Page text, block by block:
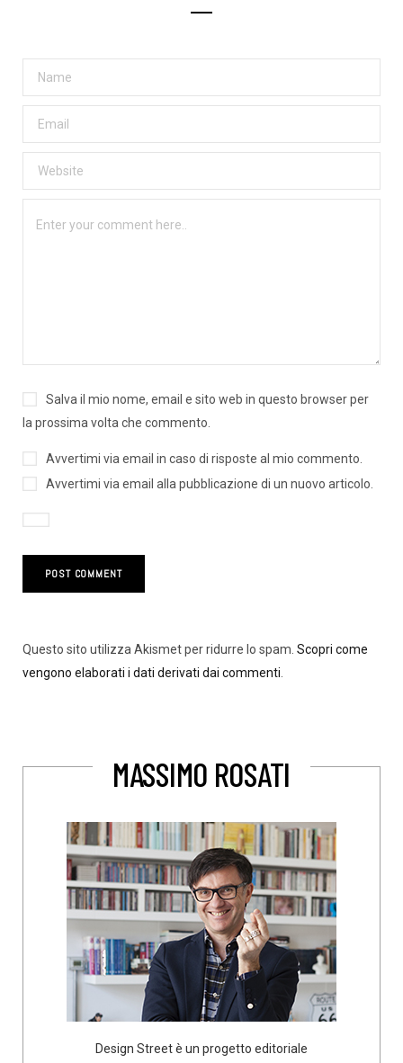
Salva il mio nome, email e sito web in questo browser per
la prossima volta che commento.
Avvertimi via email in caso di risposte al mio commento.
Avvertimi via email alla pubblicazione di un nuovo articolo.
Questo sito utilizza Akismet per ridurre lo spam. Scopri come
vengono elaborati i dati derivati dai commenti.
MASSIMO ROSATI
Design Street è un progetto editoriale